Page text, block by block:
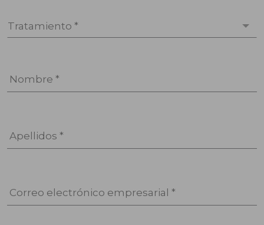
Tratamiento *
Nombre *
Apellidos *
Correo electrónico empresarial *